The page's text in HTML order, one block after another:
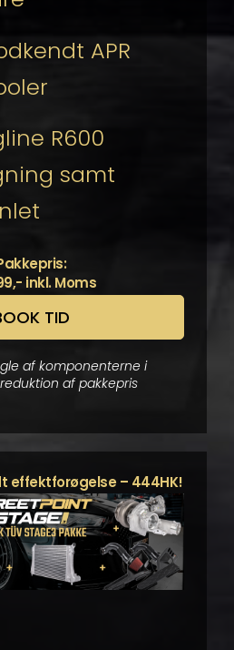
APR
R600
samt
inkl. Moms
TID
af komponenterne i
af pakkepris
effektforøgelse – 444HK!